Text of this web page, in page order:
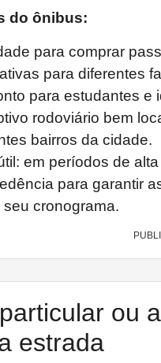
do ônibus:
para comprar
para diferentes
para estudantes e
rodoviário bem
bairros da cidade.
em períodos de
para garantir
cronograma.
ou
estrada